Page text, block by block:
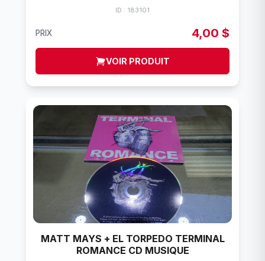
ID : 183101
PRIX 4,00 $
VOIR PRODUIT
MATT MAYS + EL TORPEDO TERMINAL
ROMANCE CD MUSIQUE